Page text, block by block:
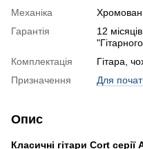
Механіка
Гарантія
12
Комплектація
Гітара,
Призначення
Для
Опис
Класичні гітари Cort серії